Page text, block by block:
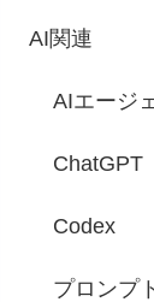
AI関連
AIエージ
ChatGPT
Codex
プロンプ